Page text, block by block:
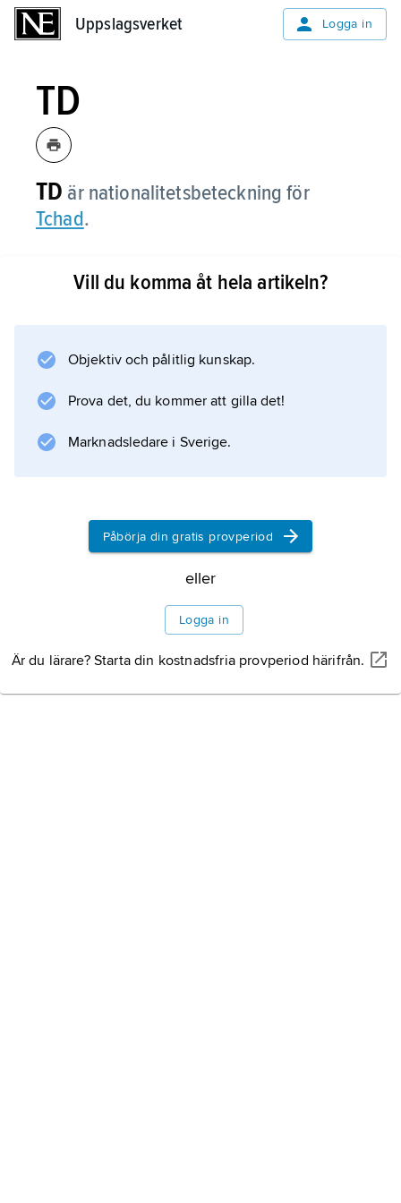
Uppslagsverket Logga in
TD
TD är nationalitetsbeteckning för
Tchad.
Vill du komma åt hela artikeln?
Objektiv och pålitlig kunskap.
Prova det, du kommer att gilla det!
Marknadsledare i Sverige.
Påbörja din gratis provperiod
eller
Logga in
Är du lärare? Starta din kostnadsfria provperiod härifrån.